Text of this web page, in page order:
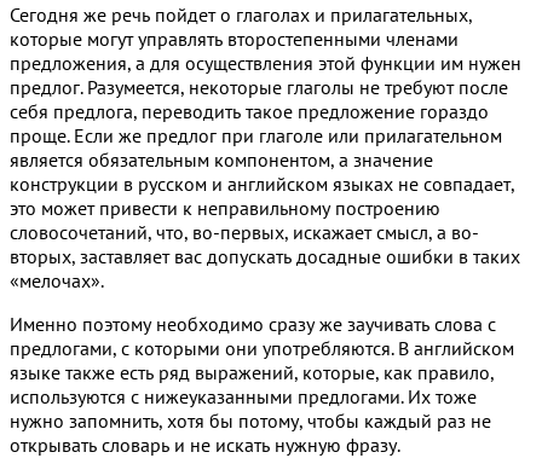
Сегодня же речь пойдет о глаголах и прилагательных,
которые могут управлять второстепенными членами
предложения, а для осуществления этой функции им нужен
предлог. Разумеется, некоторые глаголы не требуют после
себя предлога, переводить такое предложение гораздо
проще. Если же предлог при глаголе или прилагательном
является обязательным компонентом, а значение
конструкции в русском и английском языках не совпадает,
это может привести к неправильному построению
словосочетаний, что, во-первых, искажает смысл, а во-
вторых, заставляет вас допускать досадные ошибки в таких
«мелочах».
Именно поэтому необходимо сразу же заучивать слова с
предлогами, с которыми они употребляются. В английском
языке также есть ряд выражений, которые, как правило,
используются с нижеуказанными предлогами. Их тоже
нужно запомнить, хотя бы потому, чтобы каждый раз не
открывать словарь и не искать нужную фразу.